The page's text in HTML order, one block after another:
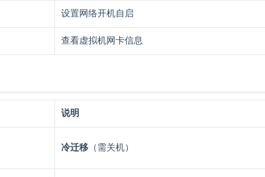
设置网络开机自启
查看虚拟机网卡信息
说明
冷迁移 （需关机）